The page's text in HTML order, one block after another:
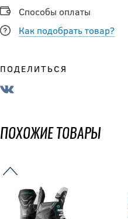
Способы оплаты
Как подобрать товар?
ПОДЕЛИТЬСЯ
ПОХОЖИЕ ТОВАРЫ